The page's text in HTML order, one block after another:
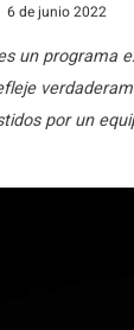
6 de junio 2022
un programa
por un